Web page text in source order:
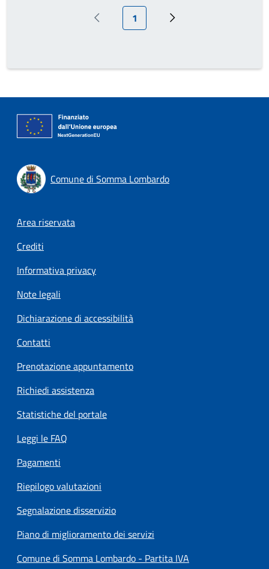
Pagina precedente
Pagina attuale
1 Prossima pagina
Comune di Somma Lombardo
Footer menu
Area riservata
Crediti
Informativa privacy
Note legali
Dichiarazione di accessibilità
Contatti
Prenotazione appuntamento
Richiedi assistenza
Statistiche del portale
Leggi le FAQ
Pagamenti
Riepilogo valutazioni
Segnalazione disservizio
Piano di miglioramento dei servizi
Comune di Somma Lombardo - Partita IVA